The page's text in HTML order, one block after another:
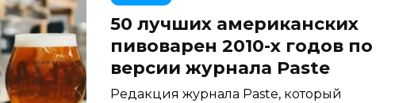
50 лучших американских
пивоварен 2010-х годов по
версии журнала Paste
Редакция журнала Paste, который